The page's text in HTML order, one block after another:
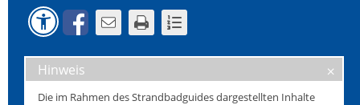
Hinweis
Die im Rahmen des Strandbadguides dargestellten Inhalte